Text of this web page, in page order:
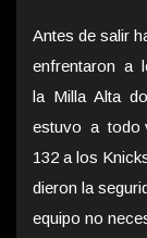
Antes de salir
enfrentaron a
la Milla Alta
estuvo a todo
132 a los
dieron la
equipo no